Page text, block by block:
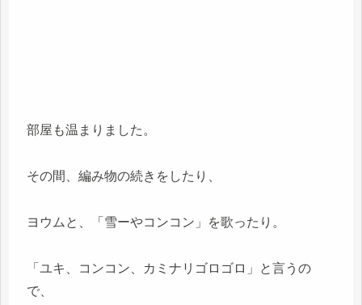
部屋も温まりました。
その間、編み物の続きをしたり、
ヨウムと、「雪ーやコンコン」を歌ったり。
「ユキ、コンコン、カミナリゴロゴロ」と言うの
で、